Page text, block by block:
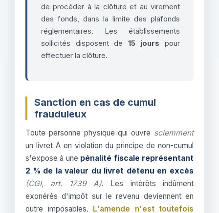
de procéder à la clôture et au virement
des fonds, dans la limite des plafonds
réglementaires. Les établissements
sollicités disposent de 15 jours pour
effectuer la clôture.
Sanction en cas de cumul
frauduleux
Toute personne physique qui ouvre sciemment
un livret A en violation du principe de non-cumul
s'expose à une pénalité fiscale représentant
2 % de la valeur du livret détenu en excès
(CGI, art. 1739 A). Les intérêts indûment
exonérés d'impôt sur le revenu deviennent en
outre imposables. L'amende n'est toutefois